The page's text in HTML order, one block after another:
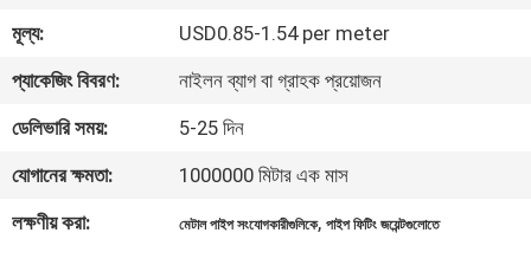
নিয়ন্ত্রণ
যোগাযোগ
করুন
খবর
মূল্য:
USD0.85-1.54 per meter
প্যাকেজিং বিবরণ:
নাইলন ব্যাগ বা গ্রাহক প্রয়োজন
ডেলিভারি সময়:
5-25 দিন
যোগানের ক্ষমতা:
1000000 মিটার এক মাস
লক্ষণীয় করা:
মেটাল পাইপ সংযোগকারীগুলিকে,পাইপ ফিটিং জয়েন্টগুলোতে